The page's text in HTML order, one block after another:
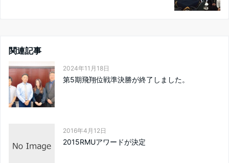
関連記事
2024年11月18日
第5期飛翔位戦準決勝が終了しました。
2016年4月12日
2015RMUアワードが決定